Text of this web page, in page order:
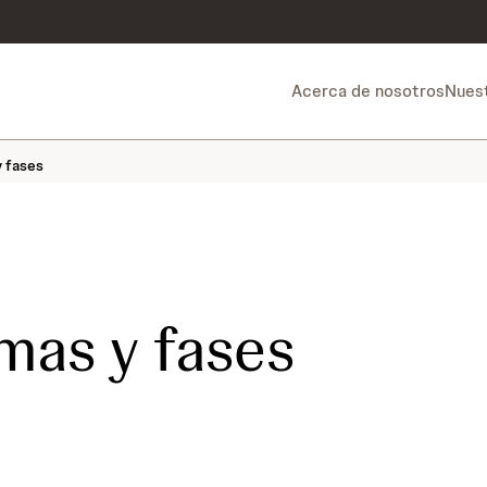
Acerca de nosotros
fases
y fases